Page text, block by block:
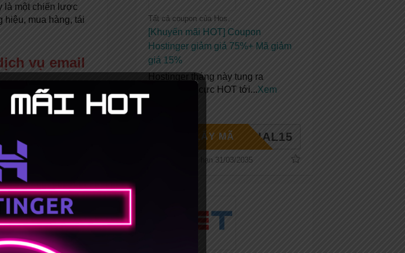
là một chiến lược
hiệu, mua hàng, tái
vụ email
toàn miễn phí.
số lượng email
[Khuyến mãi HOT] Coupon
Hostinger giảm giá 75%+ Mã giảm
giá 15%
Hostinger tháng này tung ra
khuyến mãi cực HOT tới...Xem
PECIAL15
LẤY MÃ
Hết hạn 31/03/2035